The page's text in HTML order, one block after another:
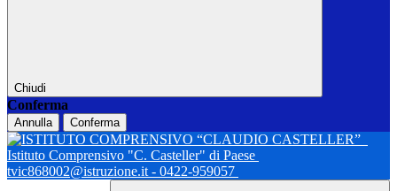
Chiudi
Conferma
Annulla Conferma
Istituto Comprensivo "C. Casteller" di Paese
tvic868002@istruzione.it - 0422-959057